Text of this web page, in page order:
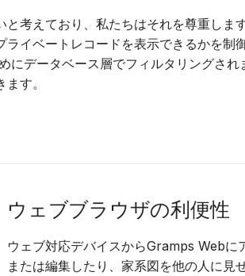
考えており、私たちはそれを尊重しま
イベートレコードを表示できるかを制
データベース層でフィルタリングされ
す。
ウェブブラウザの利便性
ウェブ対応デバイスからGramps Webに
または編集したり、家系図を他の人に見